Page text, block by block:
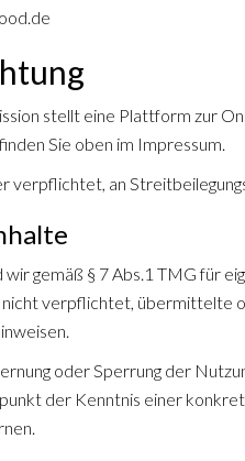
stellt eine Plattform zur
Sie oben im Impressum.
verpflichtet, an
gemäß § 7 Abs.1 TMG für
verpflichtet, übermittelte
oder Sperrung der
der Kenntnis einer